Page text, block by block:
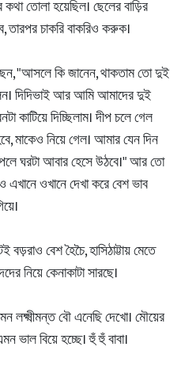
তোলা হয়েছিল। ছেলের বাড়ির
চাকরি বাকরিও করুক।
"আসলে কি জানেন, থাকতাম তো দুই
দিদিভাই আর আমি আমাদের দুই
কাটিয়ে দিচ্ছিলাম। দীপ চলে গেল
মাকেও নিয়ে গেল। আমার যেন দিন
ঘরটা আবার হেসে উঠবে।" আর তো
ওখানে দেখা করে বেশ ভাব
বেশ হৈচৈ, হাসিঠাট্টায় মেতে
নিয়ে কেনাকাটা সারছে।
লক্ষ্মীমন্ত বৌ এনেছি দেখো। মৌয়ের
ভাল বিয়ে হচ্ছে। হুঁ হুঁ বাবা।